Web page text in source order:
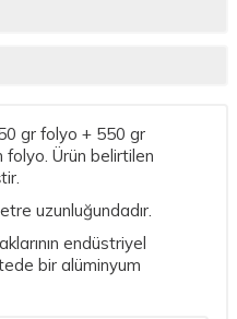
gr folyo + 550 gr
folyo. Ürün belirtilen
uzunluğundadır.
endüstriyel
bir alüminyum